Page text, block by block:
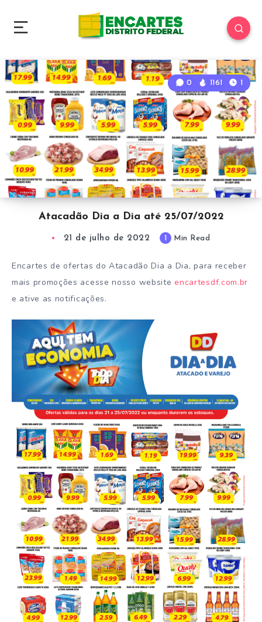
0 1161 1
Atacadão Dia a Dia até 25/07/2022
21 de julho de 2022 1 Min Read
Encartes de ofertas do Atacadão Dia a Dia, para receber
mais promoções acesse nosso website encartesdf.com.br
e ative as notificações.